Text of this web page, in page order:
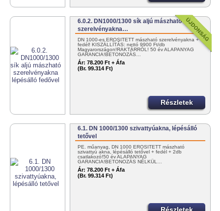
6.0.2. DN1000/1300 sík aljú mászható
szerelvényakna…
DN 1000-es ERŐSÍTETT mászható szerelvényakna +
fedél! KISZÁLLÍTÁS: nettó 9900 Ft/db
Magyarországon!RAKTÁRRÓL! 50 év ALAPANYAG
GARANCIA!BETONOZÁS…
Ár: 78.200 Ft + Áfa
(Br. 99.314 Ft)
Részletek
6.1. DN 1000/1300 szivattyúakna, lépésálló
tetővel
PE. műanyag, DN 1000 ERŐSÍTETT mászható
szivattyú akna, lépésálló tetővel + fedél + 2db
csatlakozó!50 év ALAPANYAG
GARANCIA!BETONOZÁS NÉLKÜL…
Ár: 78.200 Ft + Áfa
(Br. 99.314 Ft)